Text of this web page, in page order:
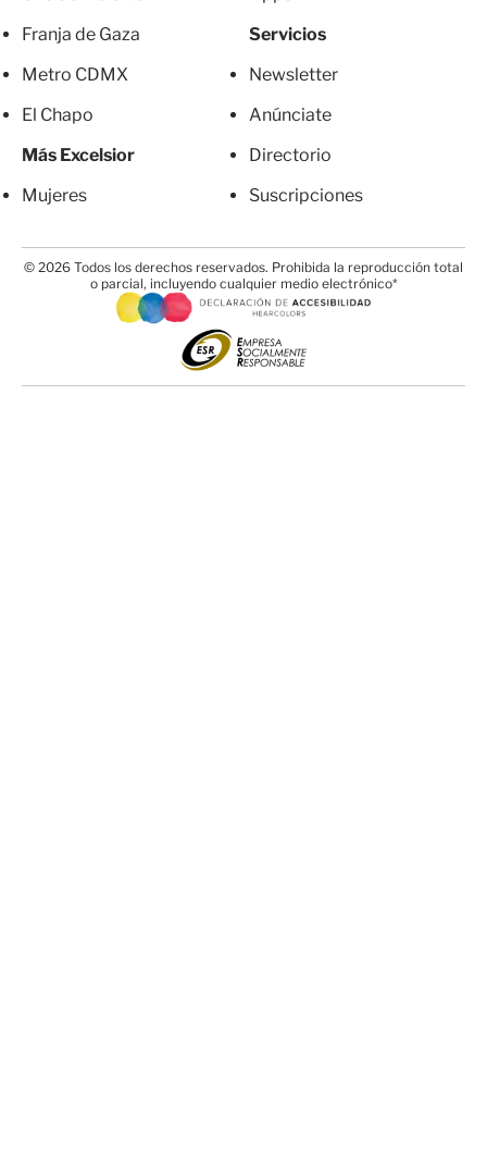
Franja de Gaza
Metro CDMX
El Chapo
Más Excelsior
Mujeres
Servicios
Newsletter
Anúnciate
Directorio
Suscripciones
© 2026 Todos los derechos reservados. Prohibida la reproducción total
o parcial, incluyendo cualquier medio electrónico*